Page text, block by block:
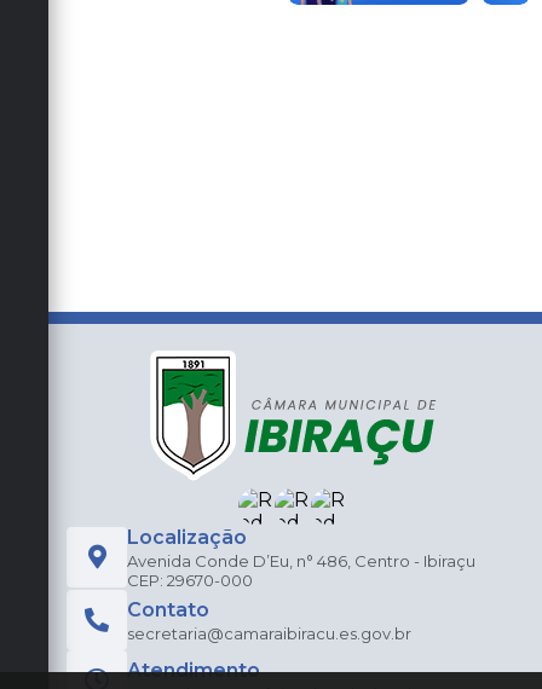
Localização
Avenida Conde D’Eu, n° 486, Centro - Ibiraçu
CEP: 29670-000
Contato
secretaria@camaraibiracu.es.gov.br
Atendimento